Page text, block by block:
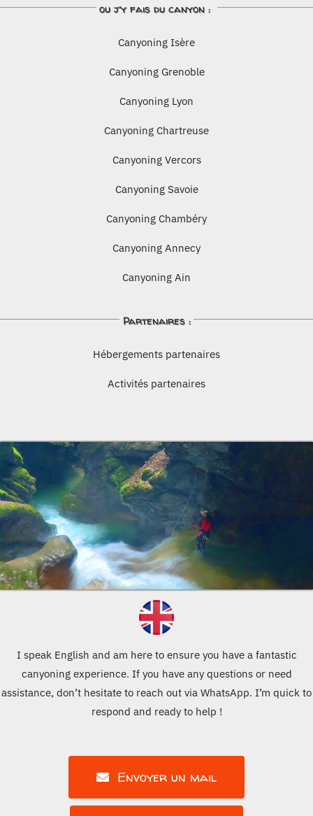
ou j’y fais du canyon :
Canyoning Isère
Canyoning Grenoble
Canyoning Lyon
Canyoning Chartreuse
Canyoning Vercors
Canyoning Savoie
Canyoning Chambéry
Canyoning Annecy
Canyoning Ain
Partenaires :
Hébergements partenaires
Activités partenaires
I speak English and am here to ensure you have a fantastic
canyoning experience. If you have any questions or need
assistance, don’t hesitate to reach out via WhatsApp. I’m quick to
respond and ready to help !
Envoyer un mail